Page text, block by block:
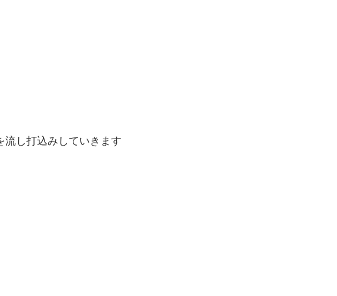
流し打込みしていきます